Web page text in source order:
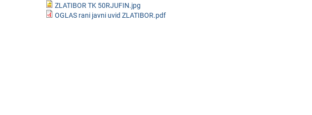
ZLATIBOR TK 50RJUFIN.jpg
OGLAS rani javni uvid ZLATIBOR.pdf